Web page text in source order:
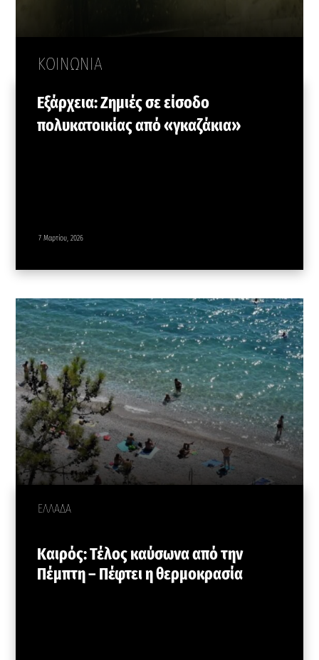
ΚΟΙΝΩΝΙΑ
Εξάρχεια: Ζημιές σε είσοδο
πολυκατοικίας από «γκαζάκια»
7 Μαρτίου, 2026
ΕΛΛΑΔΑ
Καιρός: Τέλος καύσωνα από την
Πέμπτη – Πέφτει η θερμοκρασία